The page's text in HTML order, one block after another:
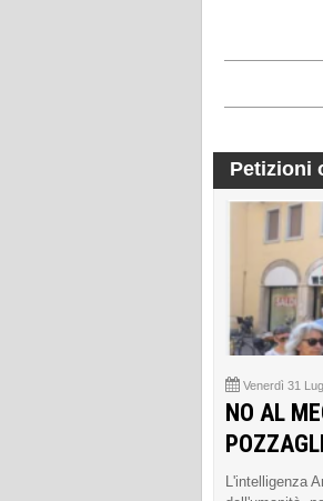
Petizioni
Venerdì 31
NO AL
L'intelligenza